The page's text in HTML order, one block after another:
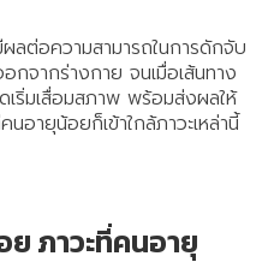
ลต่อความสามารถในการดักจับ
จากร่างกาย จนเมื่อเส้นทาง
เริ่มเสื่อมสภาพ พร้อมส่งผลให้
ายุน้อยก็เข้าใกล้ภาวะเหล่านี้
ภาวะที่คนอายุ